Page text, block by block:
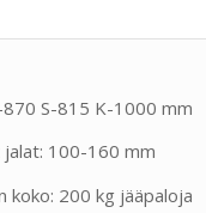
S-815 K-1000 mm
100-160 mm
koko: 200 kg jääpaloja